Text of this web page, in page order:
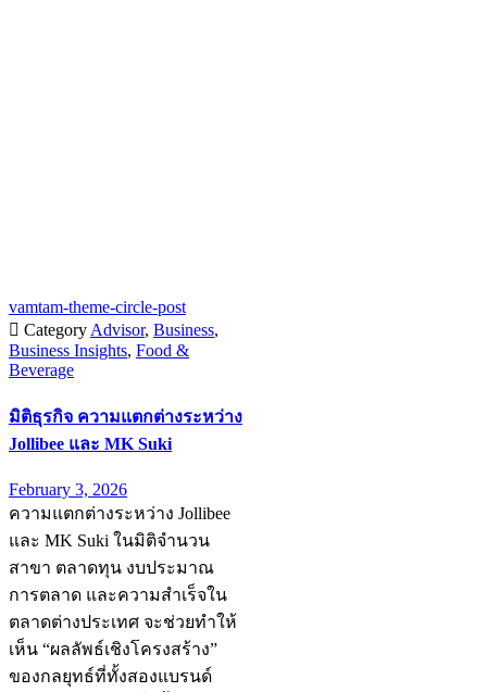
vamtam-theme-circle-post
 Category Advisor, Business,
Business Insights, Food &
Beverage
มิติธุรกิจ ความแตกต่างระหว่าง
Jollibee และ MK Suki
February 3, 2026
ความแตกต่างระหว่าง Jollibee
และ MK Suki ในมิติจำนวน
สาขา ตลาดทุน งบประมาณ
การตลาด และความสำเร็จใน
ตลาดต่างประเทศ จะช่วยทำให้
เห็น “ผลลัพธ์เชิงโครงสร้าง”
ของกลยุทธ์ที่ทั้งสองแบรนด์